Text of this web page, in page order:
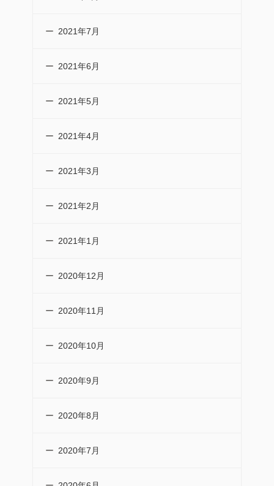
2021年7月
2021年6月
2021年5月
2021年4月
2021年3月
2021年2月
2021年1月
2020年12月
2020年11月
2020年10月
2020年9月
2020年8月
2020年7月